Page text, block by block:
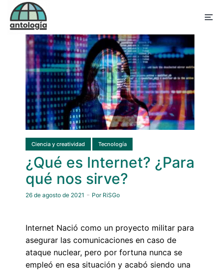
Ciencia y creatividad Tecnología
¿Qué es Internet? ¿Para
qué nos sirve?
26 de agosto de 2021 Por RiSGo
Internet Nació como un proyecto militar para
asegurar las comunicaciones en caso de
ataque nuclear, pero por fortuna nunca se
empleó en esa situación y acabó siendo una